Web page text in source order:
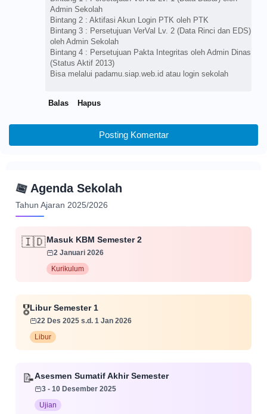
Admin Sekolah
Bintang 2 : Aktifasi Akun Login PTK oleh PTK
Bintang 3 : Persetujuan VerVal Lv. 2 (Data Rinci dan EDS)
oleh Admin Sekolah
Bintang 4 : Persetujuan Pakta Integritas oleh Admin Dinas
(Status Aktif 2013)
Bisa melalui padamu.siap.web.id atau login sekolah
Balas Hapus
Posting Komentar
📅 Agenda Sekolah
Tahun Ajaran 2025/2026
🇮🇩Masuk KBM Semester 2
2 Januari 2026
Kurikulum
🎖️Libur Semester 1
22 Des 2025 s.d. 1 Jan 2026
Libur
📝Asesmen Sumatif Akhir Semester
3 - 10 Desember 2025
Ujian